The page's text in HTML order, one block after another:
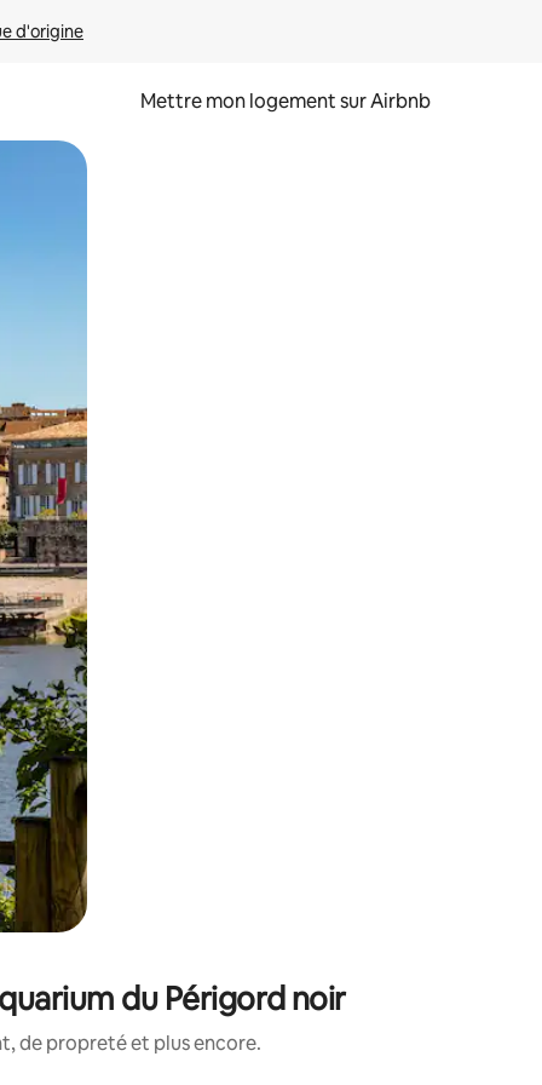
d'origine
Mettre mon logement sur Airbnb
glisser.
du Périgord noir
de propreté et plus encore.